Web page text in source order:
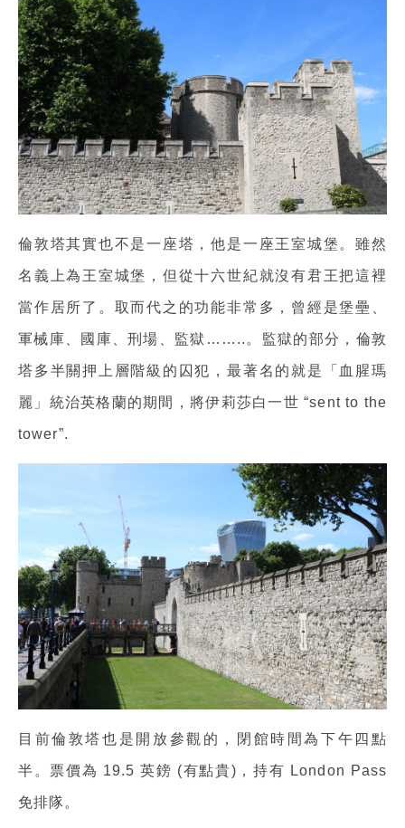
倫敦塔其實也不是一座塔，他是一座王室城堡。雖然
名義上為王室城堡，但從十六世紀就沒有君王把這裡
當作居所了。取而代之的功能非常多，曾經是堡壘、
軍械庫、國庫、刑場、監獄……..。監獄的部分，倫敦
塔多半關押上層階級的囚犯，最著名的就是「血腥瑪
麗」統治英格蘭的期間，將伊莉莎白一世 “sent to the
tower”.
目前倫敦塔也是開放參觀的，閉館時間為下午四點
半。票價為 19.5 英鎊 (有點貴)，持有 London Pass
免排隊。